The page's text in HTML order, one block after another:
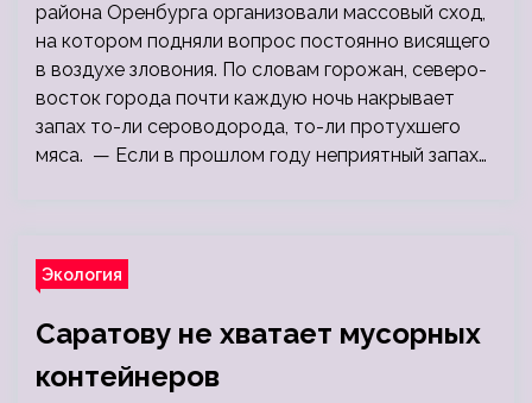
района Оренбурга организовали массовый сход,
на котором подняли вопрос постоянно висящего
в воздухе зловония. По словам горожан, северо-
восток города почти каждую ночь накрывает
запах то-ли сероводорода, то-ли протухшего
мяса. — Если в прошлом году неприятный запах…
Экология
Саратову не хватает мусорных
контейнеров